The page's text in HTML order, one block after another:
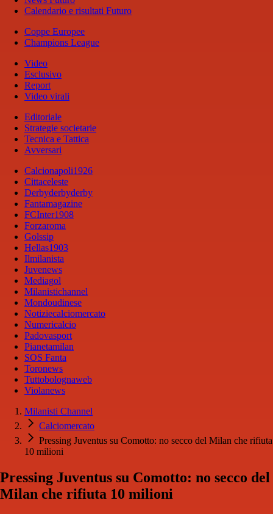
Calendario e risultati Futuro
Coppe Europee
Champions League
Video
Esclusivo
Report
Video virali
Editoriale
Strategie societarie
Tecnica e Tattica
Avversari
Calcionapoli1926
Cittaceleste
Derbyderbyderby
Fantamagazine
FCInter1908
Forzaroma
Golssip
Hellas1903
Ilmilanista
Juvenews
Mediagol
Milanistichannel
Mondoudinese
Notiziecalciomercato
Numericalcio
Padovasport
Pianetamilan
SOS Fanta
Toronews
Tuttobolognaweb
Violanews
Milanisti Channel
Calciomercato
Pressing Juventus su Comotto: no secco del Milan che rifiuta
10 milioni
Pressing Juventus su Comotto: no secco del
Milan che rifiuta 10 milioni